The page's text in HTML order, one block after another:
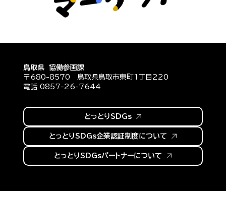
鳥取県 協働参画課
〒680-8570 鳥取県鳥取市東町1丁目220
電話 0857-26-7644
とっとりSDGs
とっとりSDGs企業認証制度について
とっとりSDGsパートナーについて